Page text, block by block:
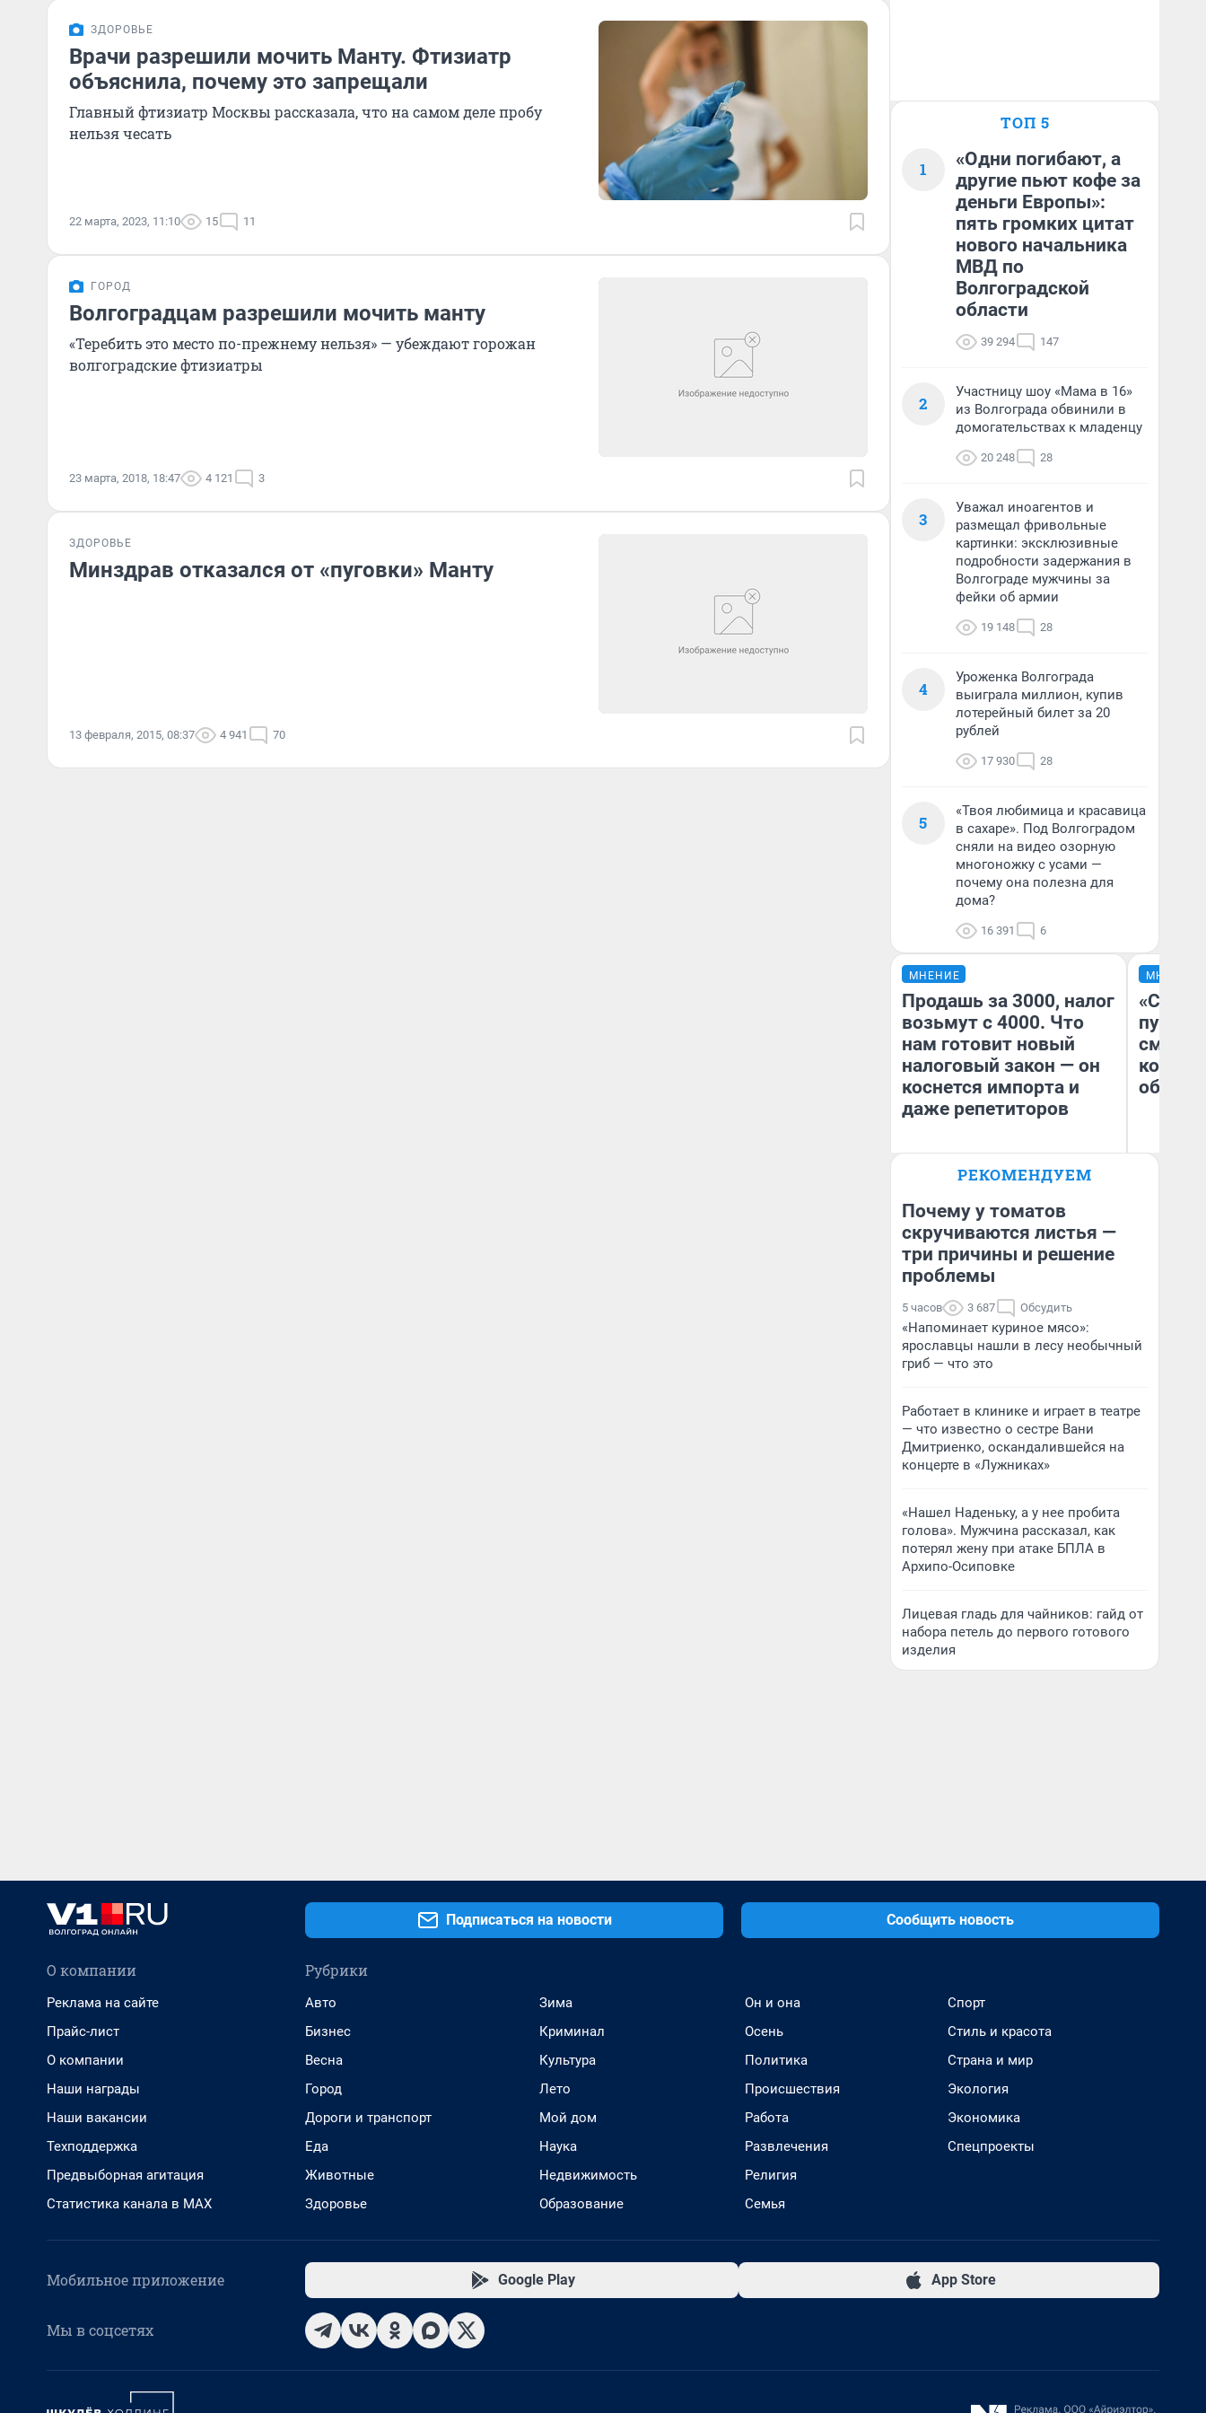
ЗДОРОВЬЕ
Врачи разрешили мочить Манту. Фтизиатр
объяснила, почему это запрещали
Главный фтизиатр Москвы рассказала, что на самом деле пробу
нельзя чесать
22 марта, 2023, 11:10 15 11
ГОРОД
Волгоградцам разрешили мочить манту
«Теребить это место по-прежнему нельзя» — убеждают горожан
волгоградские фтизиатры
23 марта, 2018, 18:47 4 121 3
ЗДОРОВЬЕ
Минздрав отказался от «пуговки» Манту
13 февраля, 2015, 08:37 4 941 70
ТОП 5
1
«Одни погибают, а
другие пьют кофе за
деньги Европы»:
пять громких цитат
нового начальника
МВД по
Волгоградской
области
39 294 147
2
Участницу шоу «Мама в 16»
из Волгограда обвинили в
домогательствах к младенцу
20 248 28
3
Уважал иноагентов и
размещал фривольные
картинки: эксклюзивные
подробности задержания в
Волгограде мужчины за
фейки об армии
19 148 28
4
Уроженка Волгограда
выиграла миллион, купив
лотерейный билет за 20
рублей
17 930 28
5
«Твоя любимица и красавица
в сахаре». Под Волгоградом
сняли на видео озорную
многоножку с усами —
почему она полезна для
дома?
16 391 6
МНЕНИЕ
Продашь за 3000, налог
возьмут с 4000. Что
нам готовит новый
налоговый закон — он
коснется импорта и
даже репетиторов
Анастасия Завгородняя
МНЕНИЕ
РЕКОМЕНДУЕМ
Почему у томатов
скручиваются листья —
три причины и решение
проблемы
5 часов 3 687 Обсудить
«Напоминает куриное мясо»:
ярославцы нашли в лесу необычный
гриб — что это
Работает в клинике и играет в театре
— что известно о сестре Вани
Дмитриенко, оскандалившейся на
концерте в «Лужниках»
«Нашел Наденьку, а у нее пробита
голова». Мужчина рассказал, как
потерял жену при атаке БПЛА в
Архипо-Осиповке
Лицевая гладь для чайников: гайд от
набора петель до первого готового
изделия
Подписаться на новости Сообщить новость
О компании
Реклама на сайте
Прайс-лист
О компании
Наши награды
Наши вакансии
Техподдержка
Предвыборная агитация
Статистика канала в MAX
Рубрики
Авто
Бизнес
Весна
Город
Дороги и транспорт
Еда
Животные
Здоровье
Зима
Криминал
Культура
Лето
Мой дом
Наука
Недвижимость
Образование
Он и она
Осень
Политика
Происшествия
Работа
Развлечения
Религия
Семья
Спорт
Стиль и красота
Страна и мир
Экология
Экономика
Спецпроекты
Мобильное приложение Google Play App Store
Мы в соцсетях